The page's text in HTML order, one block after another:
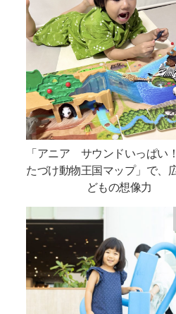
「アニア サウンドいっぱ
たづけ動物王国マップ」で、
どもの想像力